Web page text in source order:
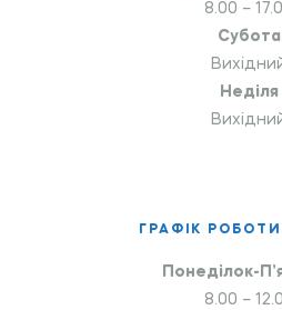
8.00 –
Субота
Неділя
ГРАФІК
Понеділок-
8.00 –